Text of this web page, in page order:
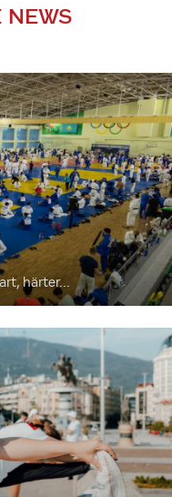
NEWS
härter...